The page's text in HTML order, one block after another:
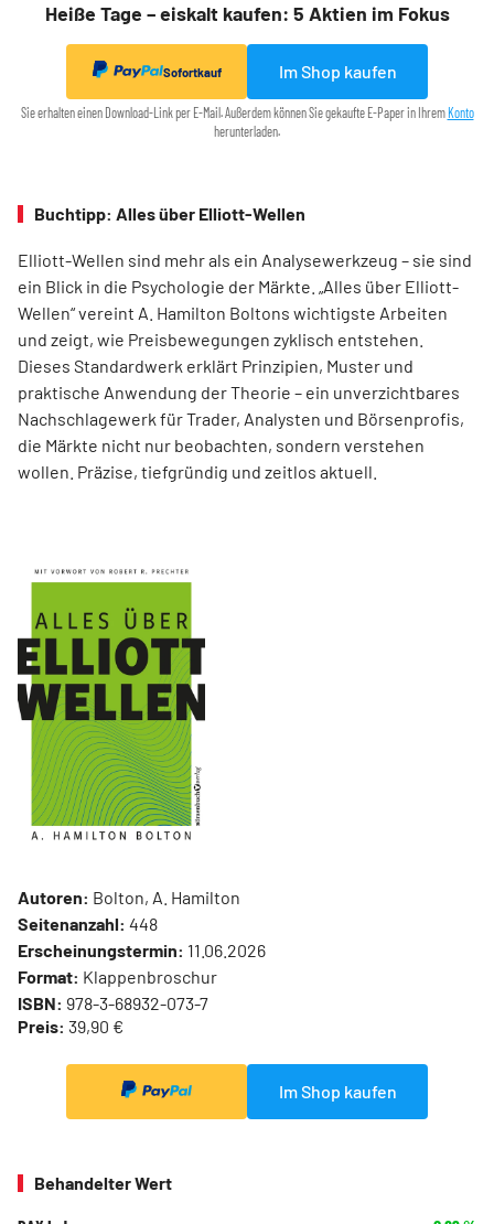
Heiße Tage – eiskalt kaufen: 5 Aktien im Fokus
Sofortkauf Im Shop kaufen
Sie erhalten einen Download-Link per E-Mail. Außerdem können Sie gekaufte E-Paper in Ihrem Konto
herunterladen.
Buchtipp: Alles über Elliott-Wellen
Elliott-Wellen sind mehr als ein Analysewerkzeug – sie sind
ein Blick in die Psychologie der Märkte. „Alles über Elliott-
Wellen“ vereint A. Hamilton Boltons wichtigste Arbeiten
und zeigt, wie Preisbewegungen zyklisch entstehen.
Dieses Standardwerk erklärt Prinzipien, Muster und
praktische Anwendung der Theorie – ein unverzichtbares
Nachschlagewerk für Trader, Analysten und Börsenprofis,
die Märkte nicht nur beobachten, sondern verstehen
wollen. Präzise, tiefgründig und zeitlos aktuell.
Autoren: Bolton, A. Hamilton
Seitenanzahl: 448
Erscheinungstermin: 11.06.2026
Format: Klappenbroschur
ISBN: 978-3-68932-073-7
Preis: 39,90 €
Im Shop kaufen
Behandelter Wert